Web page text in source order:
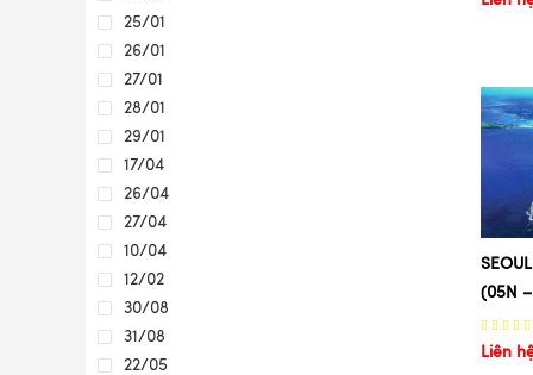
25/01
26/01
27/01
28/01
29/01
17/04
26/04
27/04
10/04
12/02
30/08
31/08
22/05
(05N
Liên